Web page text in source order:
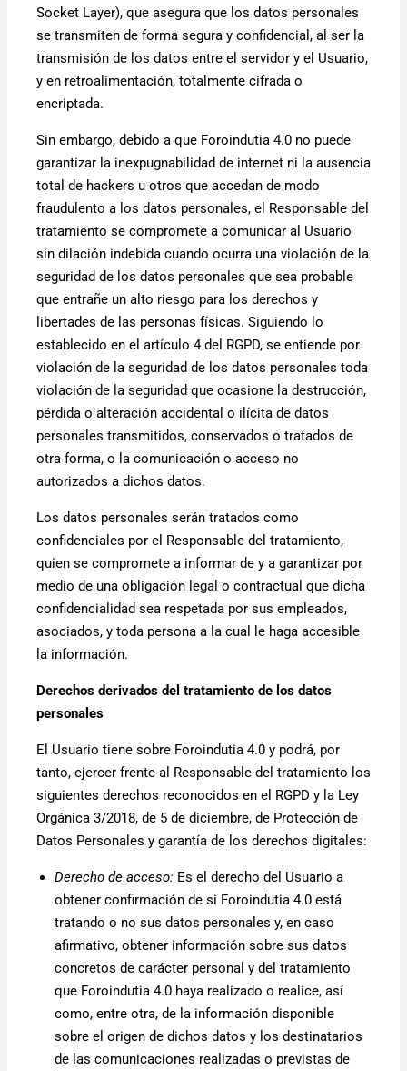
Socket Layer), que asegura que los datos personales
se transmiten de forma segura y confidencial, al ser la
transmisión de los datos entre el servidor y el Usuario,
y en retroalimentación, totalmente cifrada o
encriptada.
Sin embargo, debido a que Foroindutia 4.0 no puede
garantizar la inexpugnabilidad de internet ni la ausencia
total de hackers u otros que accedan de modo
fraudulento a los datos personales, el Responsable del
tratamiento se compromete a comunicar al Usuario
sin dilación indebida cuando ocurra una violación de la
seguridad de los datos personales que sea probable
que entrañe un alto riesgo para los derechos y
libertades de las personas físicas. Siguiendo lo
establecido en el artículo 4 del RGPD, se entiende por
violación de la seguridad de los datos personales toda
violación de la seguridad que ocasione la destrucción,
pérdida o alteración accidental o ilícita de datos
personales transmitidos, conservados o tratados de
otra forma, o la comunicación o acceso no
autorizados a dichos datos.
Los datos personales serán tratados como
confidenciales por el Responsable del tratamiento,
quien se compromete a informar de y a garantizar por
medio de una obligación legal o contractual que dicha
confidencialidad sea respetada por sus empleados,
asociados, y toda persona a la cual le haga accesible
la información.
Derechos derivados del tratamiento de los datos
personales
El Usuario tiene sobre Foroindutia 4.0 y podrá, por
tanto, ejercer frente al Responsable del tratamiento los
siguientes derechos reconocidos en el RGPD y la Ley
Orgánica 3/2018, de 5 de diciembre, de Protección de
Datos Personales y garantía de los derechos digitales:
Derecho de acceso: Es el derecho del Usuario a
obtener confirmación de si Foroindutia 4.0 está
tratando o no sus datos personales y, en caso
afirmativo, obtener información sobre sus datos
concretos de carácter personal y del tratamiento
que Foroindutia 4.0 haya realizado o realice, así
como, entre otra, de la información disponible
sobre el origen de dichos datos y los destinatarios
de las comunicaciones realizadas o previstas de